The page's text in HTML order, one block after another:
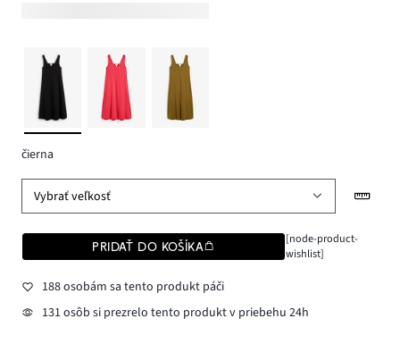
čierna
Vybrať veľkosť
PRIDAŤ DO KOŠÍKA
[node-product-
wishlist]
188 osobám sa tento produkt páči
131 osôb si prezrelo tento produkt v priebehu 24h